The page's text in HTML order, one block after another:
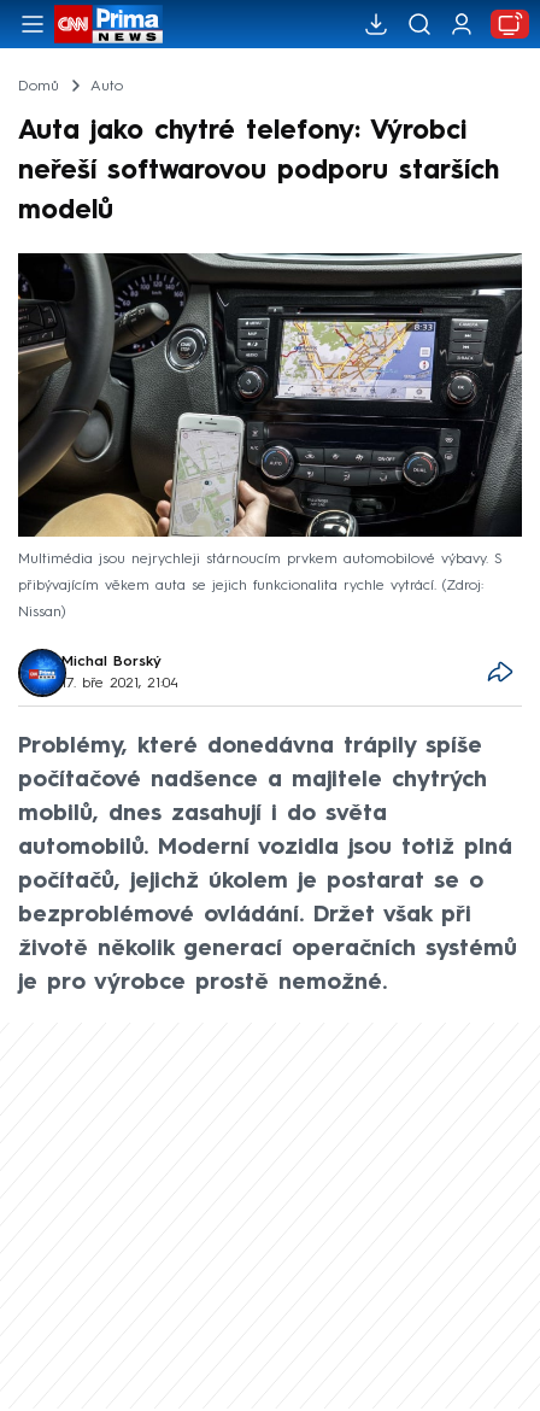
Domů Auto
Auta jako chytré telefony: Výrobci
neřeší softwarovou podporu starších
modelů
Multimédia jsou nejrychleji stárnoucím prvkem automobilové výbavy. S
přibývajícím věkem auta se jejich funkcionalita rychle vytrácí.
Zdroj:
Nissan
Michal Borský
17. bře 2021, 21:04
Problémy, které donedávna trápily spíše
počítačové nadšence a majitele chytrých
mobilů, dnes zasahují i do světa
automobilů. Moderní vozidla jsou totiž plná
počítačů, jejichž úkolem je postarat se o
bezproblémové ovládání. Držet však při
životě několik generací operačních systémů
je pro výrobce prostě nemožné.